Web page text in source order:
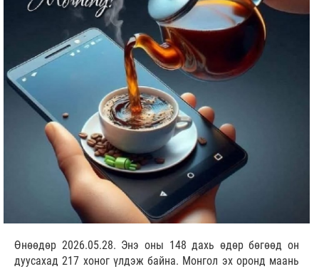
Өнөөдөр 2026.05.28. Энэ оны 148 дахь өдөр бөгөөд он
дуусахад 217 хоног үлдэж байна. Монгол эх оронд маань